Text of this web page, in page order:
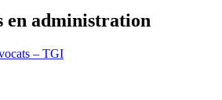
en administration
– TGI